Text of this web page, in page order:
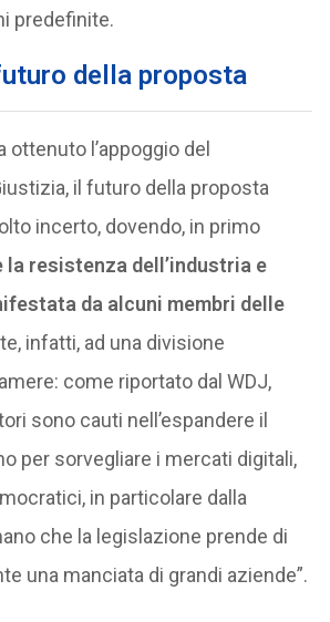
predefinite.
della proposta
l’appoggio del
il futuro della proposta
incerto, dovendo, in primo
resistenza dell’industria e
da alcuni membri delle
infatti, ad una divisione
come riportato dal WDJ,
sono cauti nell’espandere il
per sorvegliare i mercati digitali,
in particolare dalla
che la legislazione prende di
una manciata di grandi aziende”.